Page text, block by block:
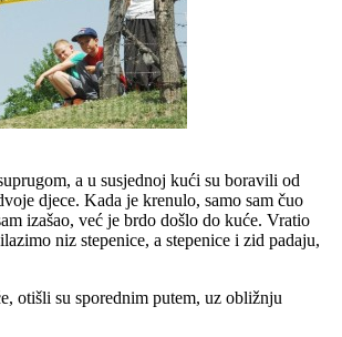
a u susjednoj kući su boravili od
djece. Kada je krenulo, samo sam čuo
izašao, već je brdo došlo do kuće. Vratio
niz stepenice, a stepenice i zid padaju,
otišli su sporednim putem, uz obližnju